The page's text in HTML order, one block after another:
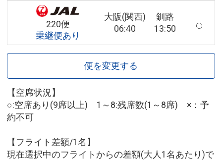
220便
乗継便あり
大阪(関西)
06:40
釧路
13:50
便を変更する
【空席状況】
○:空席あり(9席以上) 1～8:残席数(1～8席) ×：予
約不可
【フライト差額/1名】
現在選択中のフライトからの差額(大人1名あたり)で